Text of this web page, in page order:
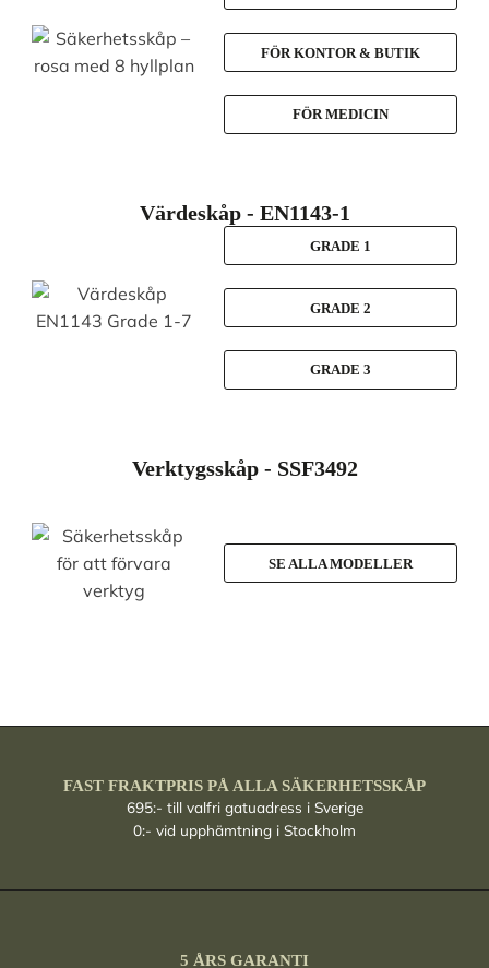
FÖR KONTOR & BUTIK
FÖR MEDICIN
Värdeskåp - EN1143-1
GRADE 1
GRADE 2
GRADE 3
Verktygsskåp - SSF3492
SE ALLA MODELLER
FAST FRAKTPRIS PÅ ALLA SÄKERHETSSKÅP
695:- till valfri gatuadress i Sverige
0:- vid upphämtning i Stockholm
5 ÅRS GARANTI